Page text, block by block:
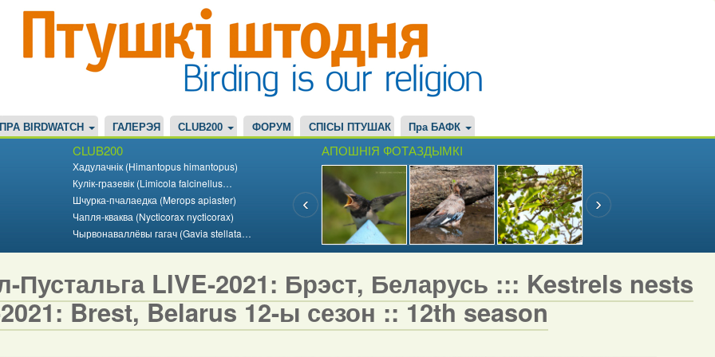
ПРА BIRDWATCH ГАЛЕРЭЯ CLUB200 ФОРУМ СПІСЫ ПТУШАК Пра БАФК
CLUB200
Хадулачнік (Himantopus himantopus)
Кулік-гразевік (Limicola falcinellus…
Шчурка-пчалаедка (Merops apiaster)
Чапля-кваква (Nycticorax nycticorax)
Чырвонаваллёвы гагач (Gavia stellata…
АПОШНІЯ ФОТАЗДЫМКІ
Пустальга LIVE-2021: Брэст, Беларусь ::: Kestrels nests
Brest, Belarus 12-ы сезон :: 12th season